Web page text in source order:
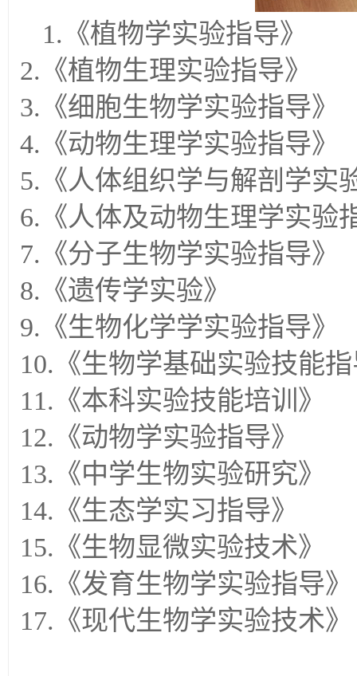
1.《植物学实验指导》
2.《植物生理实验指导》
3.《细胞生物学实验指导》
4.《动物生理学实验指导》
5.《人体组织学与解剖学实
6.《人体及动物生理学实验
7.《分子生物学实验指导》
8.《遗传学实验》
9.《生物化学学实验指导》
10.《生物学基础实验技能
11.《本科实验技能培训》
12.《动物学实验指导》
13.《中学生物实验研究》
14.《生态学实习指导》
15.《生物显微实验技术》
16.《发育生物学实验指导》
17.《现代生物学实验技术》